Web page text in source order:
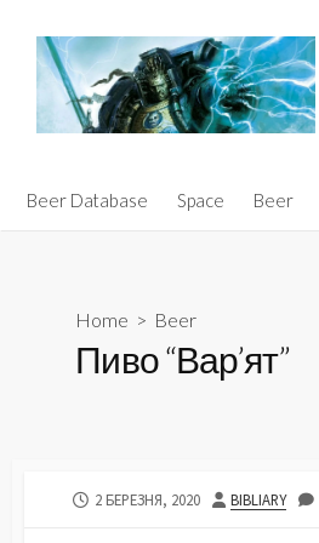
content
Beer Database Space Beer
Home > Beer
Пиво “Вар’ят”
PUBLISHED
2 БЕРЕЗНЯ, 2020 AUTHOR
BIBLIARY